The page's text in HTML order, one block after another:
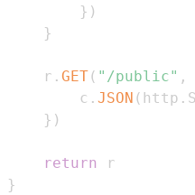
} )
}
    r
. GET( "/public" ,
        c
. JSON ( http .
} )
return
}